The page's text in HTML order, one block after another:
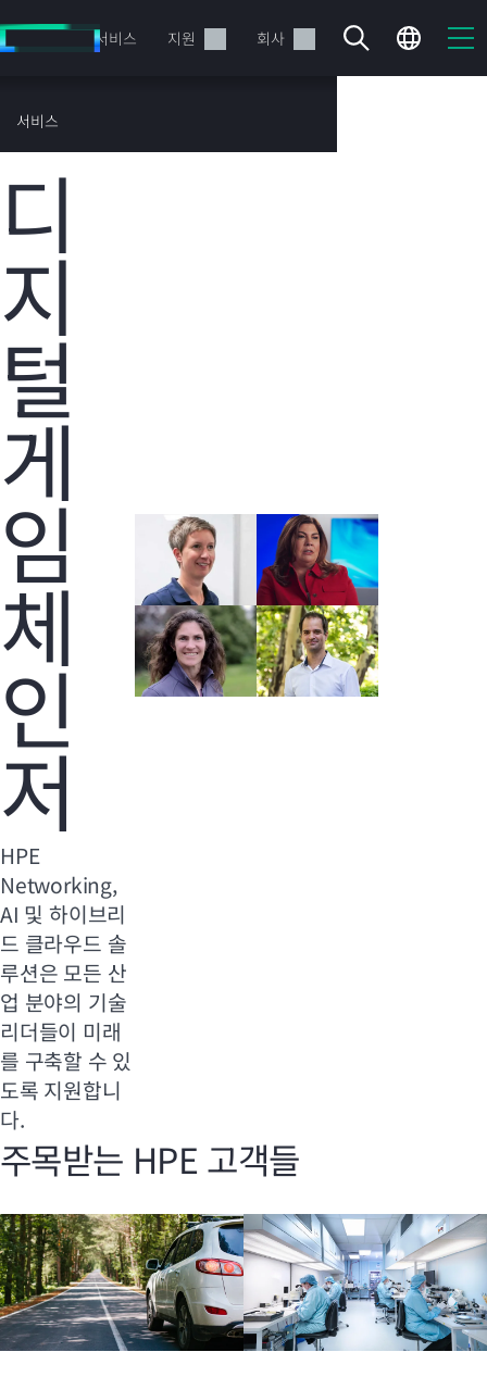
요
건
너
기
제품 서비스 지원 회사
서비스
HPE 고객 성공
디
지
털
게
임
체
인
저
HPE
Networking,
AI 및 하이브리
드 클라우드 솔
루션은 모든 산
업 분야의 기술
리더들이 미래
를 구축할 수 있
도록 지원합니
다.
주목받는 HPE 고객들